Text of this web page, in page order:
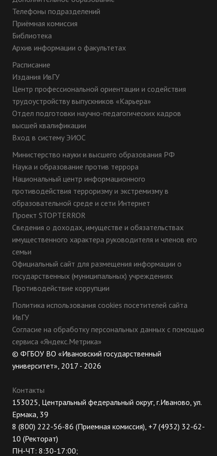
Телефоны подразделений
Приёмная комиссия
Библиотека
Архив информации о факультетах
Расписание
Издания ИвГУ
Центр профессиональной ориентации и содействия
трудоустройству выпускников «Карьера»
Отдел подготовки научно-педагогических кадров
высшей квалификации
Вход в систему ЭИОС
Министерство науки и высшего образования РФ
Наука и образование против террора
Национальный центр информационного
противодействия терроризму и экстремизму в
образовательной среде и сети Интернет
Проект STOPTERROR
Сведения о доходах, имуществе и обязательствах
имущественного характера руководителя и членов его
семьи
Официальный сайт для размещения информации о
государственных (муниципальных) учреждениях
Противодействие коррупции
Политика использования cookies посетителей сайта
ИвГУ
Согласие на обработку персональных данных с помощью
сервиса «Яндекс.Метрика»
© ФГБОУ ВО «Ивановский государственный
университет», 2017 - 2026
Контакты
153025, Центральный федеральный округ, г.Иваново, ул.
Ермака, 39
8 (800) 222-56-86 (Приемная комиссия), +7 (4932) 32-62-
10 (Ректорат)
ПН-ЧТ: 8:30-17:00;